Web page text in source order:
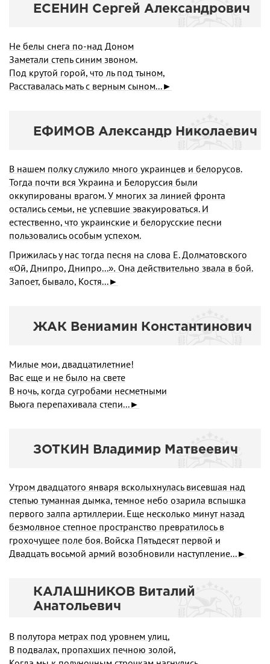
ЕСЕНИН Сергей Александрович
Не белы снега по-над Доном
Заметали степь синим звоном.
Под крутой горой, что ль под тыном,
Расставалась мать с верным сыном...►
ЕФИМОВ Александр Николаевич
В нашем полку служило много украинцев и белорусов.
Тогда почти вся Украина и Белоруссия были
оккупированы врагом. У многих за лини­ей фронта
остались семьи, не успевшие эвакуироваться. И
естественно, что украинские и белорусские песни
пользовались особым успехом.
Прижилась у нас тогда песня на слова Е. Долматовского
«Ой, Днипро, Днипро...». Она действительно звала в бой.
Запоет, бывало, Костя...►
ЖАК Вениамин Константинович
Милые мои, двадцатилетние!
Вас еще и не было на свете
В ночь, когда сугробами несметными
Вьюга перепахивала степи...►
ЗОТКИН Владимир Матвеевич
Утром двадцатого января всколыхнулась висевшая над
степью туманная дымка, темное небо озарила вспышка
первого залпа артиллерии. Еще несколько минут назад
безмолвное степное пространство превратилось в
грохочущее поле боя. Войска Пять­десят первой и
Двадцать восьмой армий возобновили наступле­ние...►
КАЛАШНИКОВ Виталий
Анатольевич
В полутора метрах под уровнем улиц,
В подвалах, пропахших печною золой,